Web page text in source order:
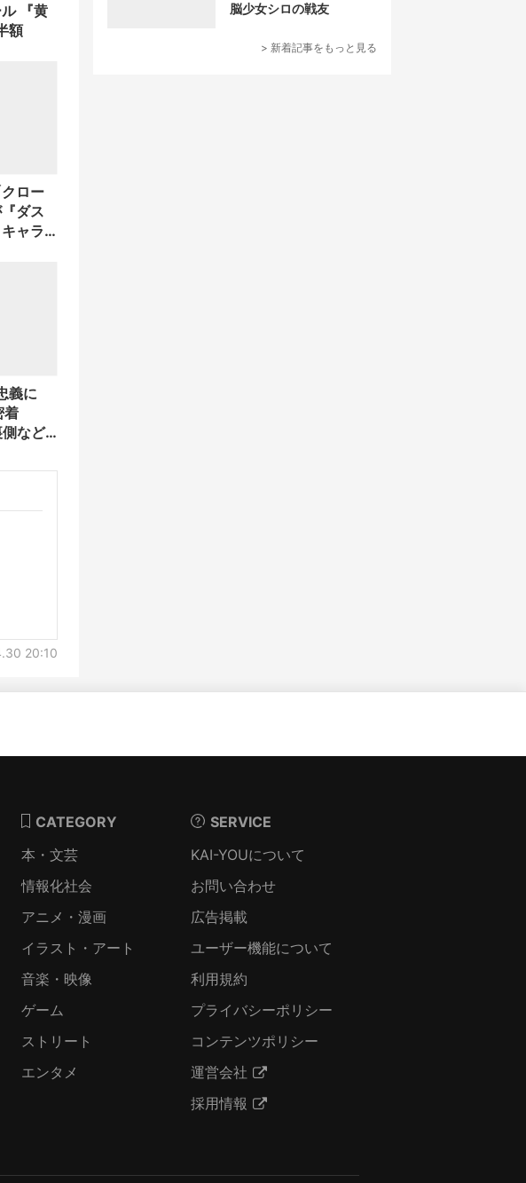
『黄
額
ロー
ダス
ャラ
着
など
20:10
脳少女シロの戦友
> 新着記事をもっと見る
CATEGORY
本・文芸
情報化社会
アニメ・漫画
イラスト・アート
音楽・映像
ゲーム
ストリート
エンタメ
SERVICE
KAI-YOUについて
お問い合わせ
広告掲載
ユーザー機能について
利用規約
プライバシーポリシー
コンテンツポリシー
運営会社
採用情報